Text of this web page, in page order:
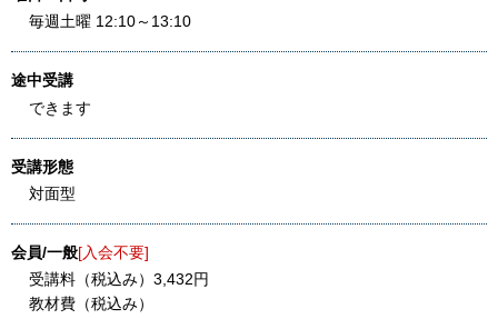
毎週土曜 12:10～13:10
途中受講
できます
受講形態
対面型
会員/一般[入会不要]
受講料（税込み）3,432円
教材費（税込み）